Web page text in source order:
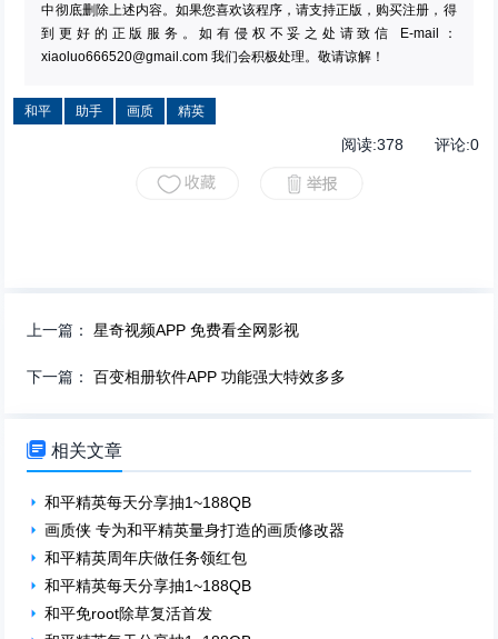
中彻底删除上述内容。如果您喜欢该程序，请支持正版，购买注册，得
到更好的正版服务。如有侵权不妥之处请致信 E-mail：
xiaoluo666520@gmail.com 我们会积极处理。敬请谅解！
和平 助手 画质 精英
阅读:378 评论:0
上一篇：星奇视频APP 免费看全网影视
下一篇：百变相册软件APP 功能强大特效多多
 相关文章
和平精英每天分享抽1~188QB
画质侠 专为和平精英量身打造的画质修改器
和平精英周年庆做任务领红包
和平精英每天分享抽1~188QB
和平免root除草复活首发